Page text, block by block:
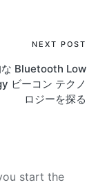
NEXT POST
な Bluetooth Low
ビーコン テクノ
ロジーを探る
start the